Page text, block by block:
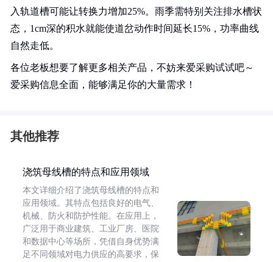
入轨道槽可能让转换力增加25%。雨季需特别关注排水槽状
态，1cm深的积水就能使道岔动作时间延长15%，功率曲线
自然走低。
各位老板想要了解更多相关产品，不妨来爱采购试试吧～
爱采购信息全面，能够满足你的大量需求！
其他推荐
浇筑母线槽的特点和应用领域
本文详细介绍了浇筑母线槽的特点和
应用领域。其特点包括良好的电气、
机械、防火和防护性能。在应用上，
广泛用于商业建筑、工业厂房、医院
和数据中心等场所，凭借自身优势满
足不同领域对电力供应的高要求，保